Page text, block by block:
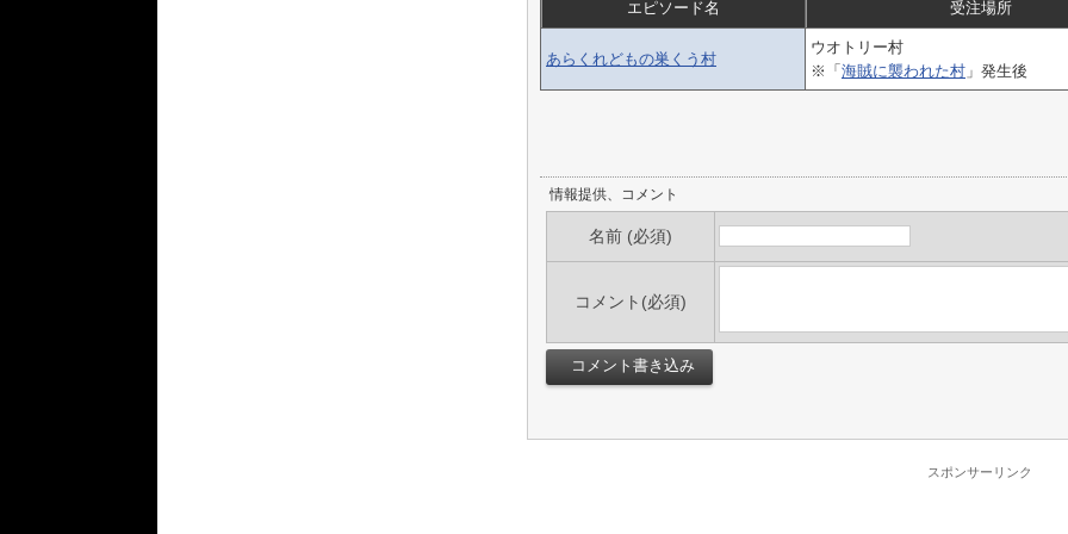
エピソード名 受注場所
あらくれどもの巣くう村
ウオトリー村
※「 海賊に襲われた村 」発生後
情報提供、コメント
名前 (必須)
コメント(必須)
スポンサーリンク